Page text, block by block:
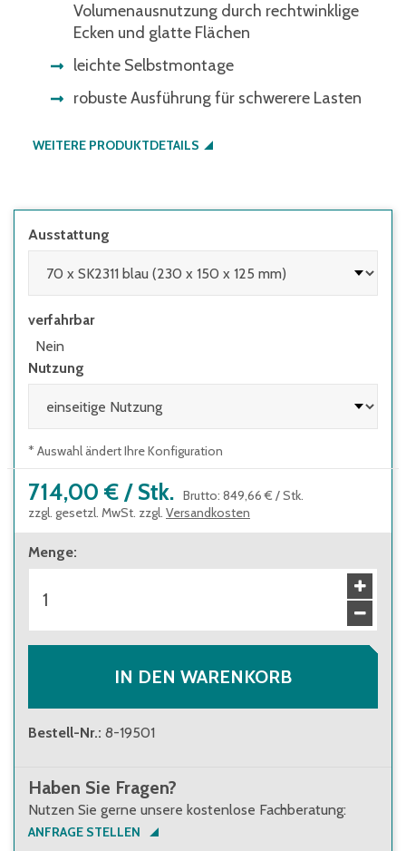
Volumenausnutzung durch rechtwinklige
Ecken und glatte Flächen
leichte Selbstmontage
robuste Ausführung für schwerere Lasten
WEITERE PRODUKTDETAILS
Ausstattung
verfahrbar
Nein
Nutzung
* Auswahl ändert Ihre Konfiguration
714,00 € / Stk. Brutto: 849,66 € /Stk.
zzgl. gesetzl. MwSt. zzgl. Versandkosten
Menge:
IN DEN WARENKORB
Bestell-Nr.: 8-19501
Haben Sie Fragen?
Nutzen Sie gerne unsere kostenlose Fachberatung:
ANFRAGE STELLEN